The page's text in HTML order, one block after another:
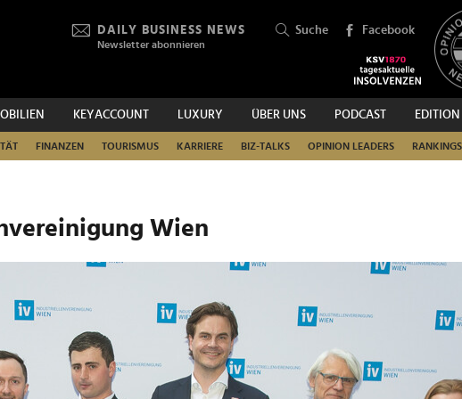
DAILY BUSINESS NEWS
Newsletter abonnieren
Suche Facebook
KEYACCOUNT LUXURY ÜBER UNS PODCAST EDITION
FINANZEN TOURISMUS KARRIERE BIZ-TALKS OPINION LEADERS RANKINGS
SUCHEN
Wien